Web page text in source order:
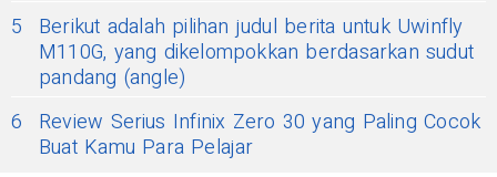
5
Berikut adalah pilihan judul berita untuk Uwinfly
M110G, yang dikelompokkan berdasarkan sudut
pandang (angle)
6
Review Serius Infinix Zero 30 yang Paling Cocok
Buat Kamu Para Pelajar